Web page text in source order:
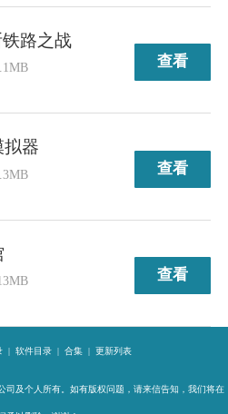
路之战
查看
拟器
查看
查看
| 软件目录 | 合集 | 更新列表
及个人所有。如有版权问题，请来信告知，我们将在